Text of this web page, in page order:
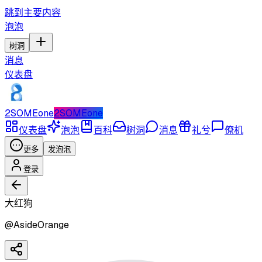
跳到主要内容
泡泡
树洞
消息
仪表盘
2SOMEone2SOMEone
仪表盘
泡泡 百科 树洞 消息 礼兮 僚机
更多 发泡泡
登录
大红狗
@AsideOrange